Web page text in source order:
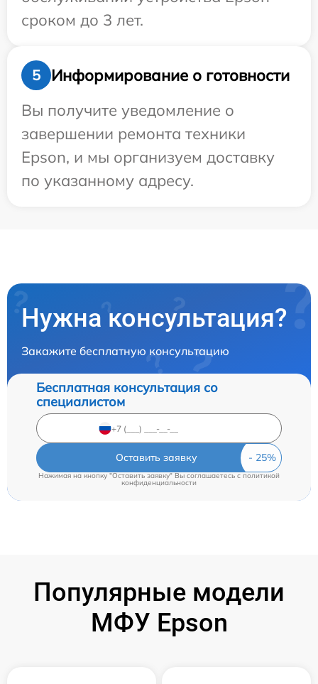
сроком до 3 лет.
5
Информирование о готовности
Вы получите уведомление о
завершении ремонта техники
Epson, и мы организуем доставку
по указанному адресу.
Нужна консультация?
Закажите бесплатную консультацию
Бесплатная консультация со
специалистом
Оставить заявку
Нажимая на кнопку "Оставить заявку" Вы соглашаетесь c политикой
конфиденциальности
Популярные модели
МФУ Epson